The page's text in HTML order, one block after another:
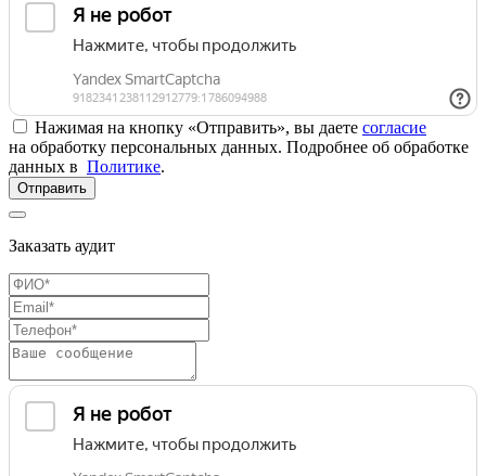
Нажимая на кнопку «Отправить», вы даете согласие
на обработку персональных данных. Подробнее об обработке
данных в Политике.
Отправить
Заказать аудит